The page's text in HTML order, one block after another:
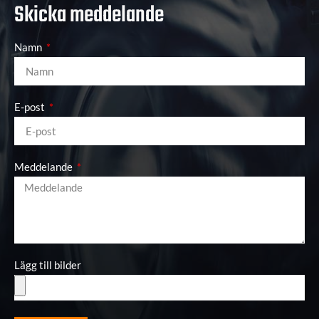
Skicka meddelande
Namn
E-post
Meddelande
Lägg till bilder